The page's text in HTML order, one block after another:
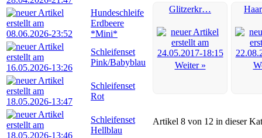
Hundeschleife
Erdbeere
*Mini*
Schleifenset
Pink/Babyblau
Schleifenset
Rot
Schleifenset
Hellblau
Glitzerkr…
Weiter »
Artikel 8 von 12 in dieser